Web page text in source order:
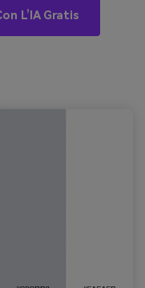
L’IA Gratis